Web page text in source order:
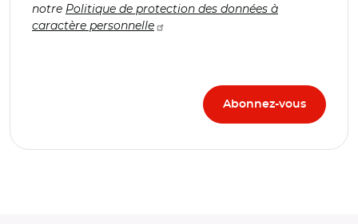
notre Politique de protection des données à
caractère personnelle